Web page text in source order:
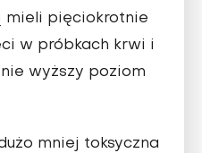
mieli pięciokrotnie
w próbkach krwi i
wyższy poziom
mniej toksyczna